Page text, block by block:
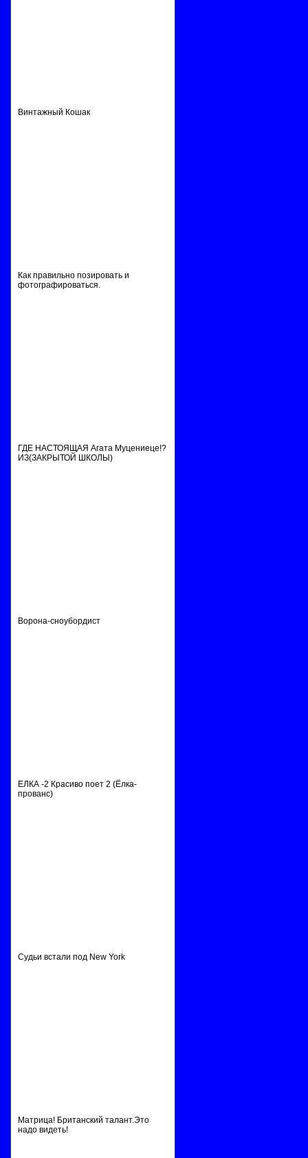
Винтажный Кошак
Как правильно позировать и
фотографироваться.
ГДЕ НАСТОЯЩАЯ Агата Муцениеце!?
ИЗ(ЗАКРЫТОЙ ШКОЛЫ)
Ворона-сноубордист
ЕЛКА -2 Красиво поет 2 (Ёлка-
прованс)
Судьи встали под New York
Матрица! Британский талант.Это
надо видеть!